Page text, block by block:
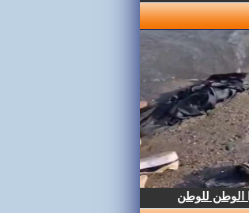
الوطن للوطن